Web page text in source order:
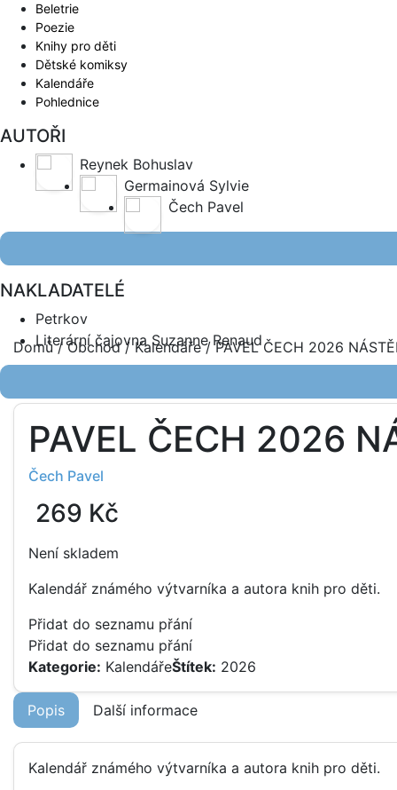
Beletrie
Poezie
Knihy pro děti
Dětské komiksy
Kalendáře
Pohlednice
AUTOŘI
Reynek Bohuslav
Germainová Sylvie
Čech Pavel
NAKLADATELÉ
Petrkov
Literární čajovna Suzanne Renaud
Domů/Obchod/Kalendáře/ PAVEL ČECH 2026
PAVEL ČECH 2026
Čech Pavel
269 Kč
Není skladem
Kalendář známého výtvarníka a autora knih pro děti.
Přidat do seznamu přání
Přidat do seznamu přání
Kategorie: KalendářeŠtítek: 2026
Popis Další informace
Kalendář známého výtvarníka a autora knih pro děti.